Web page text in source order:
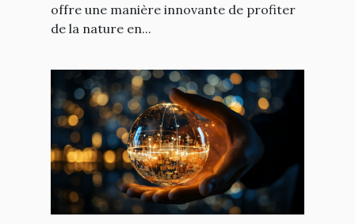
offre une manière innovante de profiter
de la nature en...